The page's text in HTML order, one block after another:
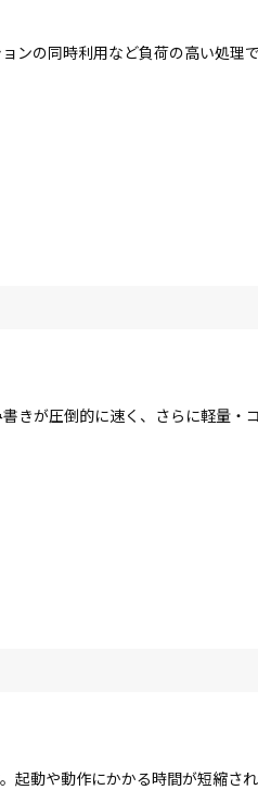
の同時利用など負荷の高い処理
きが圧倒的に速く、さらに軽量・
動や動作にかかる時間が短縮さ